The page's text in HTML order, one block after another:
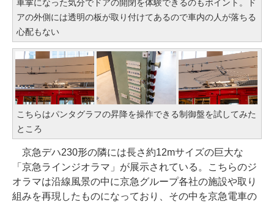
車掌になった気分でドアの開閉を体験できるのもポイント。ド
アの外側には透明の板が取り付けてあるので車内の人が落ちる
心配もない
こちらはパンタグラフの昇降を操作できる制御盤を試してみた
ところ
京急デハ230形の隣には長さ約12mサイズの巨大な
「京急ラインジオラマ」が展示されている。こちらのジ
オラマは沿線風景の中に京急グループ各社の施設や取り
組みを再現したものになっており、その中を京急電車の